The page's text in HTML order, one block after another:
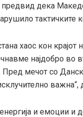
дека
тактичките
хаос кон
најдобро во
Пред мечот со
и емоции и